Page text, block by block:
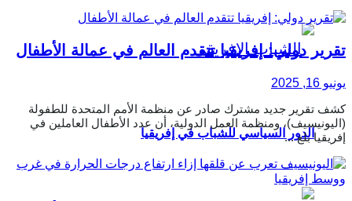
الدور السياسي للشباب في إفريقيا
تقرير دولي: إفريقيا تتقدم العالم في عمالة الأطفال
يونيو 16, 2025
كشف تقرير جديد مشترك صادر عن منظمة الأمم المتحدة للطفولة
(اليونيسيف)، ومنظمة العمل الدولية، أن عدد الأطفال العاملين في
إفريقيا بلغ ...